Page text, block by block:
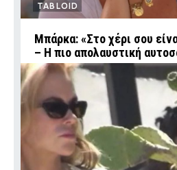
TABLOID
Μπάρκα: «Στο χέρι σου
– Η πιο απολαυστική